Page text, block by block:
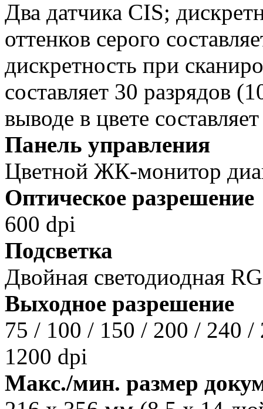
Два датчика CIS;
оттенков серого
дискретность при
составляет 30 разрядов
выводе в цвете
Панель управления
Цветной ЖК-монитор
Оптическое разрешение
600 dpi
Подсветка
Двойная светодиодная
Выходное разрешение
75 / 100 / 150 / 200 / 240
1200 dpi
Макс./мин. размер